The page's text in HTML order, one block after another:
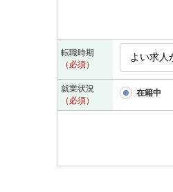
転職時期
（必須）
就業状況
（必須）
在籍中